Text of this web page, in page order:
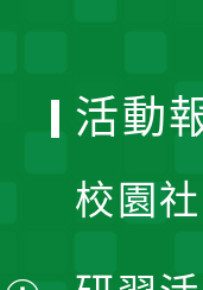
活動
校園